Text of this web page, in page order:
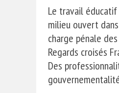
Le travail
milieu ouvert
charge pénale
Regards croisés
Des